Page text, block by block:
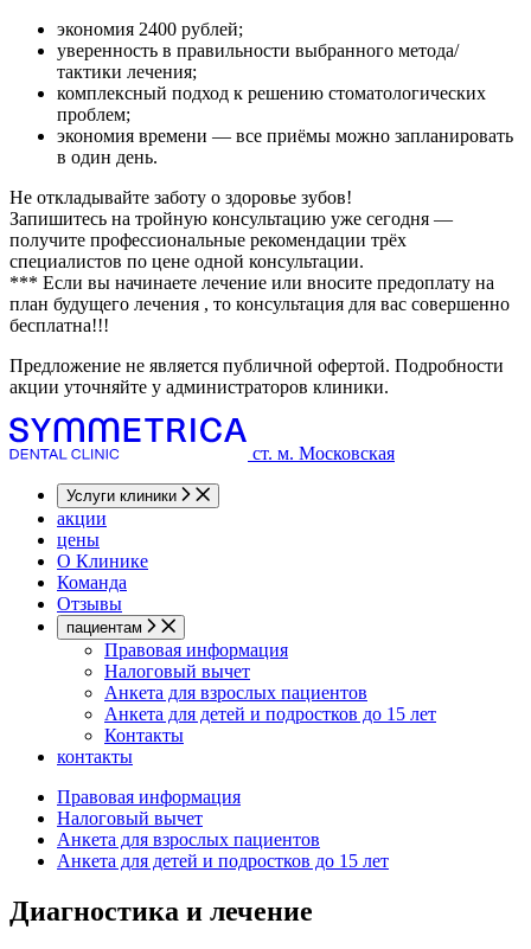
экономия 2400 рублей;
уверенность в правильности выбранного метода/
тактики лечения;
комплексный подход к решению стоматологических
проблем;
экономия времени — все приёмы можно запланировать
в один день.
Не откладывайте заботу о здоровье зубов!
Запишитесь на тройную консультацию уже сегодня —
получите профессиональные рекомендации трёх
специалистов по цене одной консультации.
*** Если вы начинаете лечение или вносите предоплату на
план будущего лечения , то консультация для вас совершенно
бесплатна!!!
Предложение не является публичной офертой. Подробности
акции уточняйте у администраторов клиники.
ст. м. Московская
Услуги клиники
акции
цены
О Клинике
Команда
Отзывы
пациентам
Правовая информация
Налоговый вычет
Анкета для взрослых пациентов
Анкета для детей и подростков до 15 лет
Контакты
контакты
Правовая информация
Налоговый вычет
Анкета для взрослых пациентов
Анкета для детей и подростков до 15 лет
Диагностика и лечение